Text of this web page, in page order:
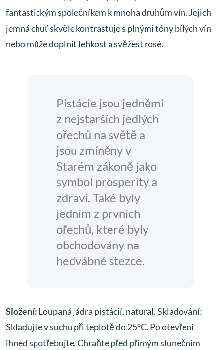
fantastickým společníkem k mnoha druhům vín. Jejich
jemná chuť skvěle kontrastuje s plnými tóny bílých vín
nebo může doplnit lehkost a svěžest rosé.
Pistácie jsou jedněmi
z nejstarších jedlých
ořechů na světě a
jsou zmíněny v
Starém zákoně jako
symbol prosperity a
zdraví. Také byly
jedním z prvních
ořechů, které byly
obchodovány na
hedvábné stezce.
Složení: Loupaná jádra pistácií, natural. Skladování:
Skladujte v suchu při teplotě do 25°C. Po otevření
ihned spotřebujte. Chraňte před přímým slunečním